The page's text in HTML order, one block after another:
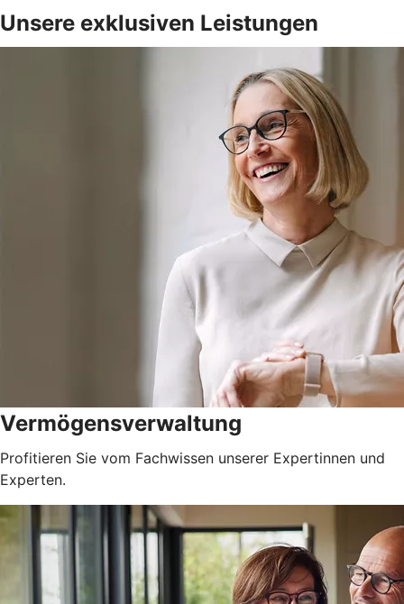
Unsere exklusiven Leistungen
Vermögensverwaltung
Profitieren Sie vom Fachwissen unserer Expertinnen und
Experten.